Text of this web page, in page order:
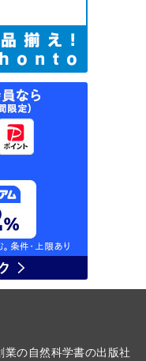
の自然科学書の出版社